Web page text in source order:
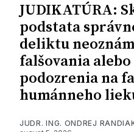
JUDIKATÚRA:
podstata
deliktu
falšovania alebo
podozrenia na
humánneho
JUDR. ING. ONDREJ